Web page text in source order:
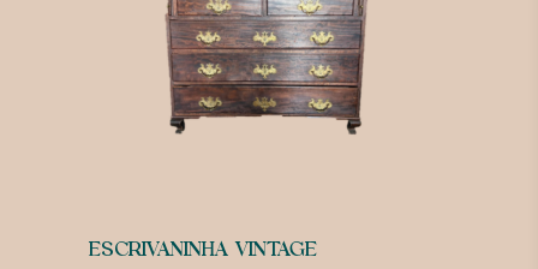
ESCRIVANINHA VINTAGE